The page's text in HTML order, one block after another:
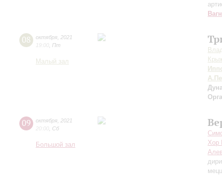
08 октября 2021
19:00 Пт
Малый зал
09 октября 2021
20:00 Сб
Большой зал
Хор